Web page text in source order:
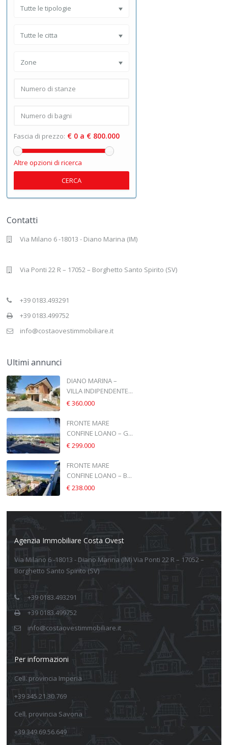
Tutte le tipologie
Tutte le citta
Zone
Fascia di prezzo: € 0 a € 800.000
Altre opzioni di ricerca
CERCA
Contatti
Via Milano 6 -18013 - Diano Marina (IM)
Via Ponti 22 R – 17052 – Borghetto Santo Spirito (SV)
+39 0183.493291
+39 0183.499752
info@costaovestimmobiliare.it
Ultimi annunci
DIANO MARINA –
VILLA INDIPENDENTE...
€ 360.000
FRONTE MARE
CONFINE LOANO – G...
€ 299.000
FRONTE MARE
CONFINE LOANO – B...
€ 238.000
Agenzia Immobiliare Costa Ovest
Via Milano 6 -18013 - Diano Marina (IM) Via Ponti 22 R – 17052 –
Borghetto Santo Spirito (SV)
+39 0183.493291
+39 0183.499752
info@costaovestimmobiliare.it
Per informazioni
Cell. provincia Imperia
+39 345.21.30.769
Cell. provincia Savona
+39 349.69.56.649